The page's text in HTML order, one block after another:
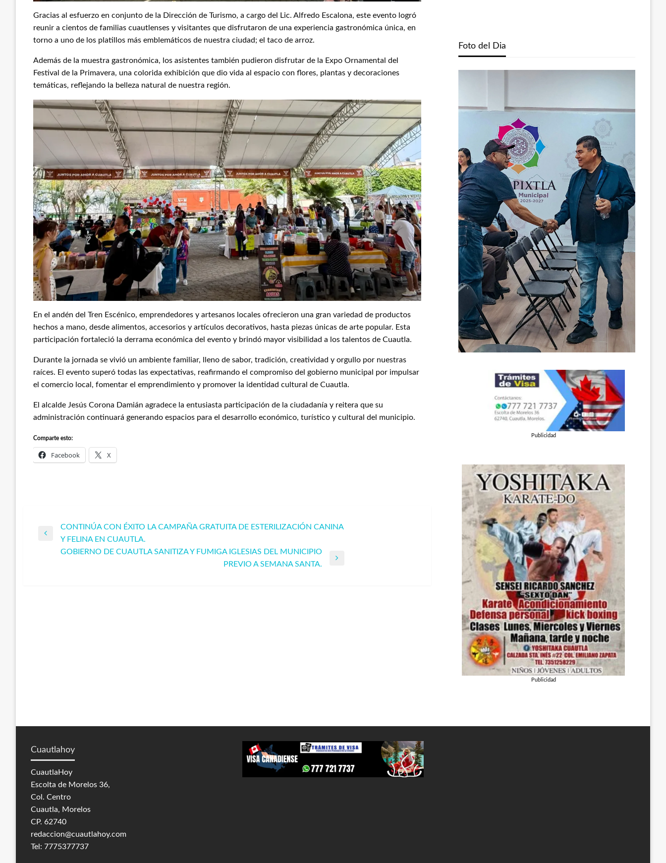
Gracias al esfuerzo en conjunto de la Dirección de Turismo, a cargo del Lic. Alfredo Escalona, este evento logró
reunir a cientos de familias cuautlenses y visitantes que disfrutaron de una experiencia gastronómica única, en
torno a uno de los platillos más emblemáticos de nuestra ciudad; el taco de arroz.
Además de la muestra gastronómica, los asistentes también pudieron disfrutar de la Expo Ornamental del
Festival de la Primavera, una colorida exhibición que dio vida al espacio con flores, plantas y decoraciones
temáticas, reflejando la belleza natural de nuestra región.
En el andén del Tren Escénico, emprendedores y artesanos locales ofrecieron una gran variedad de productos
hechos a mano, desde alimentos, accesorios y artículos decorativos, hasta piezas únicas de arte popular. Esta
participación fortaleció la derrama económica del evento y brindó mayor visibilidad a los talentos de Cuautla.
Durante la jornada se vivió un ambiente familiar, lleno de sabor, tradición, creatividad y orgullo por nuestras
raíces. El evento superó todas las expectativas, reafirmando el compromiso del gobierno municipal por impulsar
el comercio local, fomentar el emprendimiento y promover la identidad cultural de Cuautla.
El alcalde Jesús Corona Damián agradece la entusiasta participación de la ciudadanía y reitera que su
administración continuará generando espacios para el desarrollo económico, turístico y cultural del municipio.
Comparte esto:
Facebook X
Navegación
Entrada
anterior
CONTINÚA CON ÉXITO LA CAMPAÑA GRATUITA DE ESTERILIZACIÓN CANINA
Y FELINA EN CUAUTLA.
GOBIERNO DE CUAUTLA SANITIZA Y FUMIGA IGLESIAS DEL MUNICIPIO
PREVIO A SEMANA SANTA.
Foto del Dia
Publicidad
Publicidad
Cuautlahoy
CuautlaHoy
Escolta de Morelos 36,
Col. Centro
Cuautla, Morelos
CP. 62740
redaccion@cuautlahoy.com
Tel: 7775377737